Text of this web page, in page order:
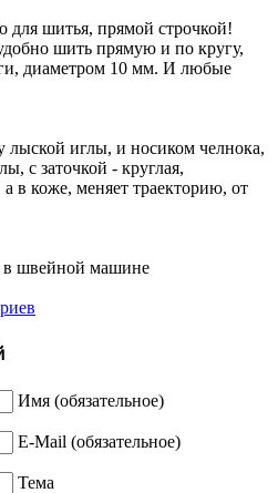
для шитья, прямой строчкой!
шить прямую и по кругу,
диаметром 10 мм. И любые
лыской иглы, и носиком челнока,
с заточкой - круглая,
в коже, меняет траекторию, от
в швейной машине
Имя (обязательное)
E-Mail (обязательное)
Тема